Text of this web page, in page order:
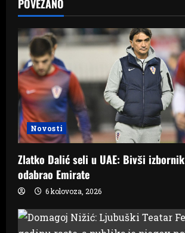
v
i
g
a
t
i
o
n
POVEZANO
Novosti
Zlatko Dalić seli u UAE: Bivši
odabrao Emirate
6 kolovoza, 2026